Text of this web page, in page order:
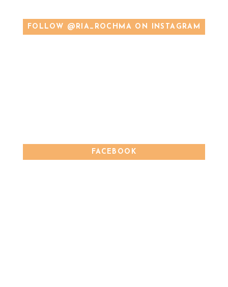
FOLLOW @RIA_ROCHMA ON INSTAGRAM
FACEBOOK